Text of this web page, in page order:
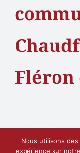
Fléron
Nous utilisons
expérience sur